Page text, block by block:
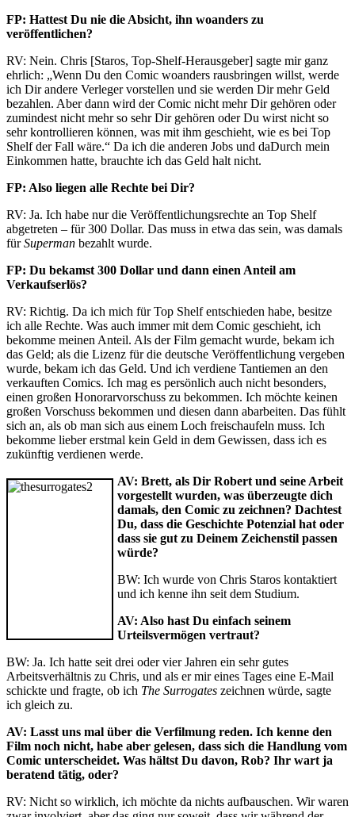
FP: Hattest Du nie die Absicht, ihn woanders zu
veröffentlichen?
RV: Nein. Chris [Staros, Top-Shelf-Herausgeber] sagte mir ganz
ehrlich: „Wenn Du den Comic woanders rausbringen willst, werde
ich Dir andere Verleger vorstellen und sie werden Dir mehr Geld
bezahlen. Aber dann wird der Comic nicht mehr Dir gehören oder
zumindest nicht mehr so sehr Dir gehören oder Du wirst nicht so
sehr kontrollieren können, was mit ihm geschieht, wie es bei Top
Shelf der Fall wäre.“ Da ich die anderen Jobs und daDurch mein
Einkommen hatte, brauchte ich das Geld halt nicht.
FP: Also liegen alle Rechte bei Dir?
RV: Ja. Ich habe nur die Veröffentlichungsrechte an Top Shelf
abgetreten – für 300 Dollar. Das muss in etwa das sein, was damals
fürSuperman bezahlt wurde.
FP: Du bekamst 300 Dollar und dann einen Anteil am
Verkaufserlös?
RV: Richtig. Da ich mich für Top Shelf entschieden habe, besitze
ich alle Rechte. Was auch immer mit dem Comic geschieht, ich
bekomme meinen Anteil. Als der Film gemacht wurde, bekam ich
das Geld; als die Lizenz für die deutsche Veröffentlichung vergeben
wurde, bekam ich das Geld. Und ich verdiene Tantiemen an den
verkauften Comics. Ich mag es persönlich auch nicht besonders,
einen großen Honorarvorschuss zu bekommen. Ich möchte keinen
großen Vorschuss bekommen und diesen dann abarbeiten. Das fühlt
sich an, als ob man sich aus einem Loch freischaufeln muss. Ich
bekomme lieber erstmal kein Geld in dem Gewissen, dass ich es
zukünftig verdienen werde.
AV: Brett, als Dir Robert und seine Arbeit
vorgestellt wurden, was überzeugte dich
damals, den Comic zu zeichnen? Dachtest
Du, dass die Geschichte Potenzial hat oder
dass sie gut zu Deinem Zeichenstil passen
würde?
BW: Ich wurde von Chris Staros kontaktiert
und ich kenne ihn seit dem Studium.
AV: Also hast Du einfach seinem
Urteilsvermögen vertraut?
BW: Ja. Ich hatte seit drei oder vier Jahren ein sehr gutes
Arbeitsverhältnis zu Chris, und als er mir eines Tages eine E-Mail
schickte und fragte, ob ich The Surrogates zeichnen würde, sagte
ich gleich zu.
AV: Lasst uns mal über die Verfilmung reden. Ich kenne den
Film noch nicht, habe aber gelesen, dass sich die Handlung vom
Comic unterscheidet. Was hältst Du davon, Rob? Ihr wart ja
beratend tätig, oder?
RV: Nicht so wirklich, ich möchte da nichts aufbauschen. Wir waren